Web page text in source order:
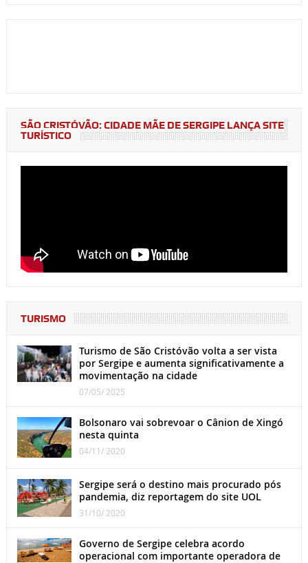
SÃO CRISTÓVÃO: CIDADE MÃE DE SERGIPE LANÇA SITE
TURÍSTICO
TURISMO
Turismo de São Cristóvão volta a ser vista
por Sergipe e aumenta significativamente a
movimentação na cidade
07/05/ 2025
Bolsonaro vai sobrevoar o Cânion de Xingó
nesta quinta
04/11/ 2020
Sergipe será o destino mais procurado pós
pandemia, diz reportagem do site UOL
31/10/ 2020
Governo de Sergipe celebra acordo
operacional com importante operadora de